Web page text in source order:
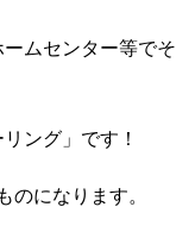
ムセンター等でそ
ング」です！
のになります。